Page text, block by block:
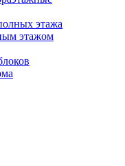
этажа
этажом